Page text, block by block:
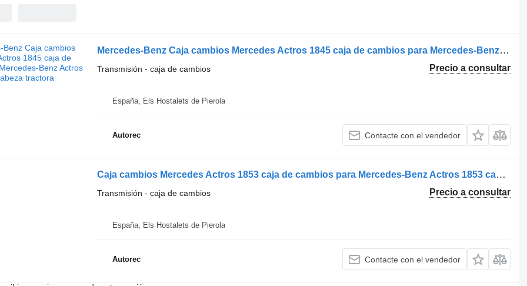
Mercedes-Benz Caja cambios Mercedes Actros 1845 caja de cambios para Mercedes-Benz Actros 1845 cabeza tractora
Precio a consultar
Transmisión - caja de cambios
España, Els Hostalets de Pierola
Autorec Contacte con el vendedor
Caja cambios Mercedes Actros 1853 caja de cambios para Mercedes-Benz Actros 1853 cabeza tractora
Precio a consultar
Transmisión - caja de cambios
España, Els Hostalets de Pierola
Autorec Contacte con el vendedor